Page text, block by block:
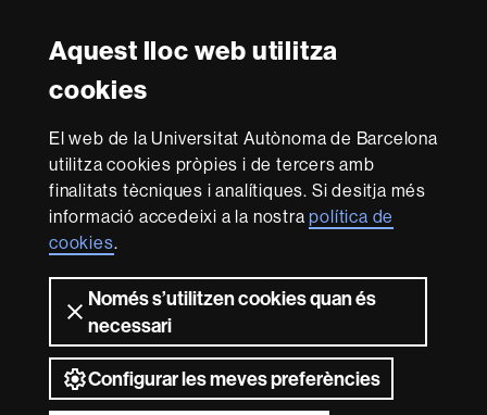
Aquest lloc web utilitza
cookies
El web de la Universitat Autònoma de Barcelona
utilitza cookies pròpies i de tercers amb
finalitats tècniques i analítiques. Si desitja més
informació accedeixi a la nostrapolítica de
cookies.
Només s’utilitzen cookies quan és
necessari
Configurar les meves preferències
Reconeixement internacional de l'excel·lència
in
Research
-
Euraxess
Amb el finançament de
Sobre
aquest
web
Avís legal
web Accessibilitat web Mapa del web UAB